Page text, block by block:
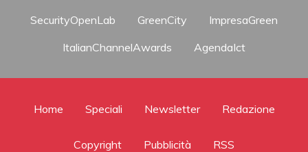
SecurityOpenLab
GreenCity
ImpresaGreen
ItalianChannelAwards
AgendaIct
Home Speciali Newsletter Redazione
Copyright Pubblicità RSS